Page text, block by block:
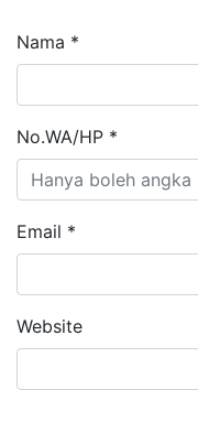
Nama *
No.WA/HP *
Email *
Website